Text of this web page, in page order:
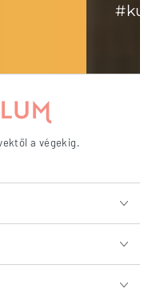
a végekig.